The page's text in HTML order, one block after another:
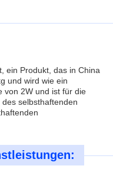
ein Produkt, das in China
und wird wie ein
von 2W und ist für die
selbsthaftenden